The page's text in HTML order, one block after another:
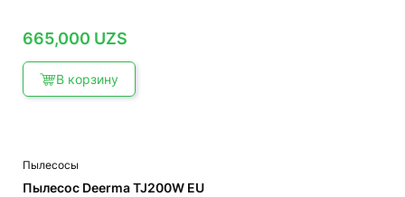
665,000 UZS
В корзину
Пылесосы
Пылесос Deerma TJ200W EU